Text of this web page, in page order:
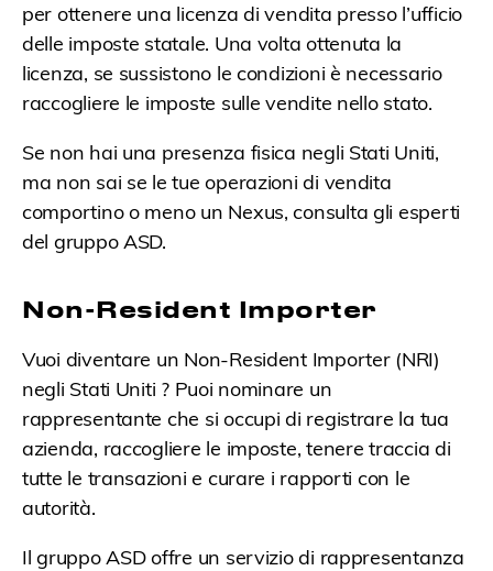
per ottenere una licenza di vendita presso l’ufficio
delle imposte statale. Una volta ottenuta la
licenza, se sussistono le condizioniè necessario
raccogliere le imposte sulle vendite nello stato.
Se non hai una presenza fisica negli Stati Uniti,
ma non sai se le tue operazioni di vendita
comportino o meno un Nexus,consulta gli esperti
del gruppo ASD.
Non-Resident Importer
Vuoi diventare un Non-Resident Importer (NRI)
negli Stati Uniti ? Puoi nominare un
rappresentante che si occupi di registrare la tua
azienda, raccogliere le imposte, tenere traccia di
tutte le transazioni e curare i rapporti con le
autorità.
Il gruppo ASD offre un servizio di rappresentanza